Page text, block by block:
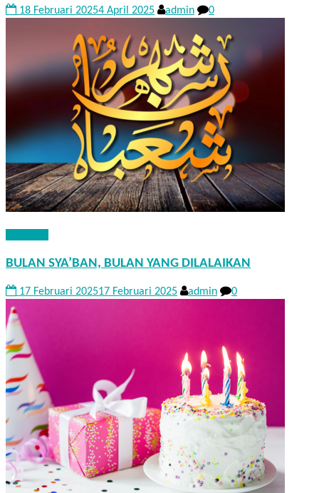
18 Februari 20254 April 2025 admin 0
BULAN SYA’BAN, BULAN YANG DILALAIKAN
17 Februari 202517 Februari 2025 admin 0